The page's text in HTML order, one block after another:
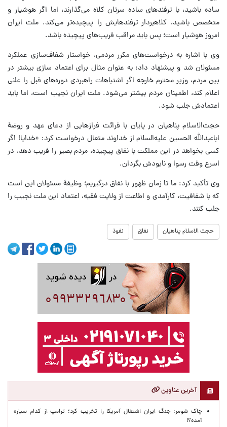
ساده باشید، با ترفندهای ساده سرتان کلاه می‌گذارند، اما اگر هوشیار و
متخصص باشید، کلاهبردار ترفندهایش را پیچیده‌تر می‌کند. ملت ایران
امروز هوشیار است؛ پس باید مراقب فریب‌های پیچیده باشد.
وی با اشاره به درخواست‌های مکرر مردمی، خواستار شفاف‌سازی عملکرد
مسئولان شد و پیشنهاد داد: به عنوان مثال برای اعتماد سازی بیشتر در
بین مردم، وزیر محترم خارجه اگر اشتباهات راهبردی دوره‌های قبل را علنی
اعلام کند، اطمینان مردم بیشتر می‌شود. ملت ایران نجیب است، اما باید
اعتمادش جلب شود.
حجت‌الاسلام پناهیان در پایان با قرائت فرازهایی از دعای عهد و روضهٔ
اباعبدالله الحسین علیه‌السلام از خداوند متعال درخواست کرد: «خدایا! اگر
کسی بخواهد در این مملکت با نفاق پیچیده، مردم بصیر را فریب دهد، در
اسرع وقت رسوا و نابودش بگردان.
وی تأکید کرد: ما تا زمان ظهور با نفاق درگیریم؛ وظیفهٔ مسئولان این است
که با شفافیت، کارآمدی و اطاعت از ولایت فقیه، اعتماد این ملت نجیب را
جلب کنند.
حجت الاسلام پناهیان نفاق نفوذ
آخرین عناوین
چاک شومر: جنگ ایران اشتغال آمریکا را تخریب کرد؛ ترامپ از کدام سیاره
آمده؟!